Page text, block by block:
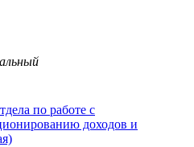
по работе с
доходов и